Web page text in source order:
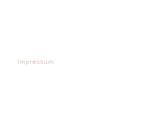
Impressum